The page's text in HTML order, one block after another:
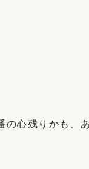
の心残りかも、